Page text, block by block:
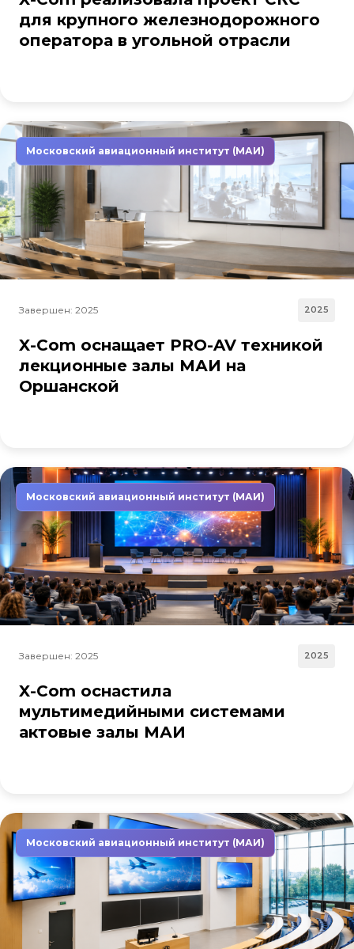
для крупного железнодорожного
оператора в угольной отрасли
Московский авиационный институт (МАИ)
Завершен: 2025 2025
X-Com оснащает PRO-AV техникой
лекционные залы МАИ на
Оршанской
Московский авиационный институт (МАИ)
Завершен: 2025 2025
X-Com оснастила
мультимедийными системами
актовые залы МАИ
Московский авиационный институт (МАИ)